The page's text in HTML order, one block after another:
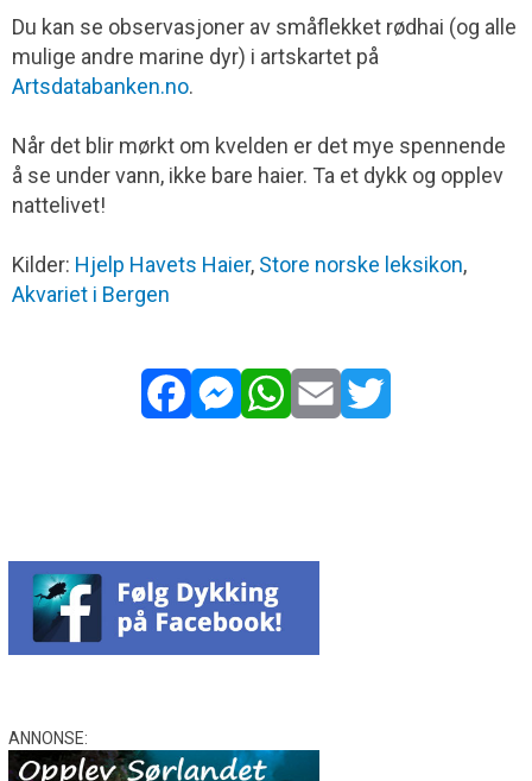
Du kan se observasjoner av småflekket rødhai (og alle
mulige andre marine dyr) i artskartet på
Artsdatabanken.no.
Når det blir mørkt om kvelden er det mye spennende
å se under vann, ikke bare haier. Ta et dykk og opplev
nattelivet!
Kilder: Hjelp Havets Haier, Store norske leksikon,
Akvariet i Bergen
ANNONSE: